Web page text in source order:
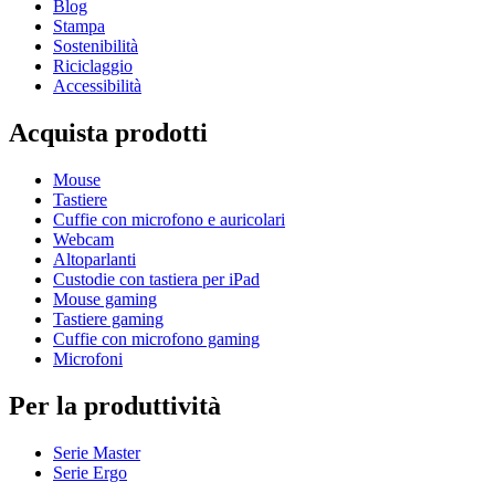
Blog
Stampa
Sostenibilità
Riciclaggio
Accessibilità
Acquista prodotti
Mouse
Tastiere
Cuffie con microfono e auricolari
Webcam
Altoparlanti
Custodie con tastiera per iPad
Mouse gaming
Tastiere gaming
Cuffie con microfono gaming
Microfoni
Per la produttività
Serie Master
Serie Ergo